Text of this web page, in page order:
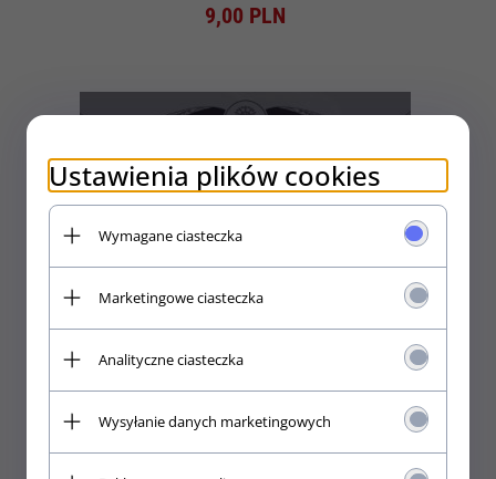
9,00 PLN
Struna G3 do klasyka D'ADDARIO Pro-Arte J4603
Ustawienia plików cookies
Wymagane ciasteczka
Marketingowe ciasteczka
Analityczne ciasteczka
Wysyłanie danych marketingowych